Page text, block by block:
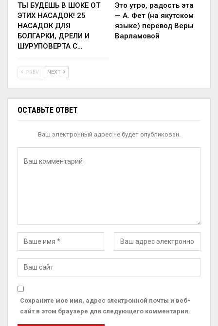
ТЫ БУДЕШЬ В ШОКЕ ОТ
ЭТИХ НАСАДОК! 25
НАСАДОК ДЛЯ
БОЛГАРКИ, ДРЕЛИ И
ШУРУПОВЕРТА С…
Это утро, радость эта
— А. Фет (на якутском
языке) перевод Веры
Варламовой
PREV NEXT
ОСТАВЬТЕ ОТВЕТ
Ваш электронный адрес не будет опубликован.
Сохраните мое имя, адрес электронной почты и веб-
сайт в этом браузере для следующего комментария.